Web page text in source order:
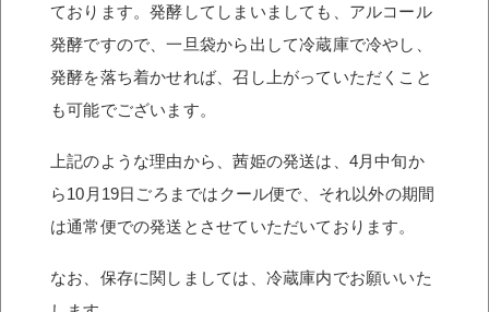
ております。発酵してしまいましても、アルコール
発酵ですので、一旦袋から出して冷蔵庫で冷やし、
発酵を落ち着かせれば、召し上がっていただくこと
も可能でございます。
上記のような理由から、茜姫の発送は、4月中旬か
ら10月19日ごろまではクール便で、それ以外の期間
は通常便での発送とさせていただいております。
なお、保存に関しましては、冷蔵庫内でお願いいた